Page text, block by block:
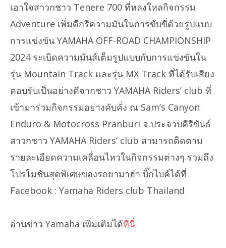
เอาใจสาวกชาว Tenere 700 ที่หลงใหลกิจกรรม
Adventure เพิ่มดีกรีความมันในการขับขี่ด้วยรูปแบบ
การแข่งขัน YAMAHA OFF-ROAD CHAMPIONSHIP
2024 ระเบิดความมันส์เต็มรูปแบบกับการแข่งขันใน
รุ่น Mountain Track และรุ่น MX Track ที่ได้รับเสียง
ตอบรับเป็นอย่างดีจากชาว YAMAHA Riders’ club ที่
เข้ามาร่วมกิจกรรมอย่างคับคั่ง ณ Sam’s Canyon
Enduro & Motocross Pranburi จ.ประจวบคีรีขันธ์
สาวกชาว YAMAHA Riders’ club สามารถติดตาม
รายละเอียดความเคลื่อนไหวในกิจกรรมต่างๆ รวมถึง
โปรโมชันสุดพิเศษของรถยามาฮ่า บิ๊กไบค์ได้ที่
Facebook : Yamaha Riders club Thailand
อ่านข่าว Yamaha เพิ่มเติมได้ที่นี่